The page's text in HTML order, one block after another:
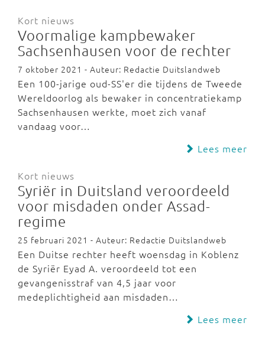
Kort nieuws
Voormalige kampbewaker
Sachsenhausen voor de rechter
7 oktober 2021 - Auteur: Redactie Duitslandweb
Een 100-jarige oud-SS'er die tijdens de Tweede
Wereldoorlog als bewaker in concentratiekamp
Sachsenhausen werkte, moet zich vanaf
vandaag voor…
Lees meer
Kort nieuws
Syriër in Duitsland veroordeeld
voor misdaden onder Assad-
regime
25 februari 2021 - Auteur: Redactie Duitslandweb
Een Duitse rechter heeft woensdag in Koblenz
de Syriër Eyad A. veroordeeld tot een
gevangenisstraf van 4,5 jaar voor
medeplichtigheid aan misdaden…
Lees meer